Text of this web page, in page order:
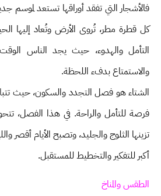
فالأشجار التي تفقد أوراقها تستعد لموسم
كل قطرة مطر، تُروى الأرض وتُعاد إليها
التأمل والهدوء، حيث يجد الناس
والاستمتاع بدفء اللحظة.
الشتاء هو فصل التجدد والسكون، حيث
فرصة للتأمل والراحة. في هذا الفصل،
تزينها الثلوج والجليد، وتصبح الأيام أقصر
أكبر للتفكير والتخطيط للمستقبل.
الطقس والمناخ